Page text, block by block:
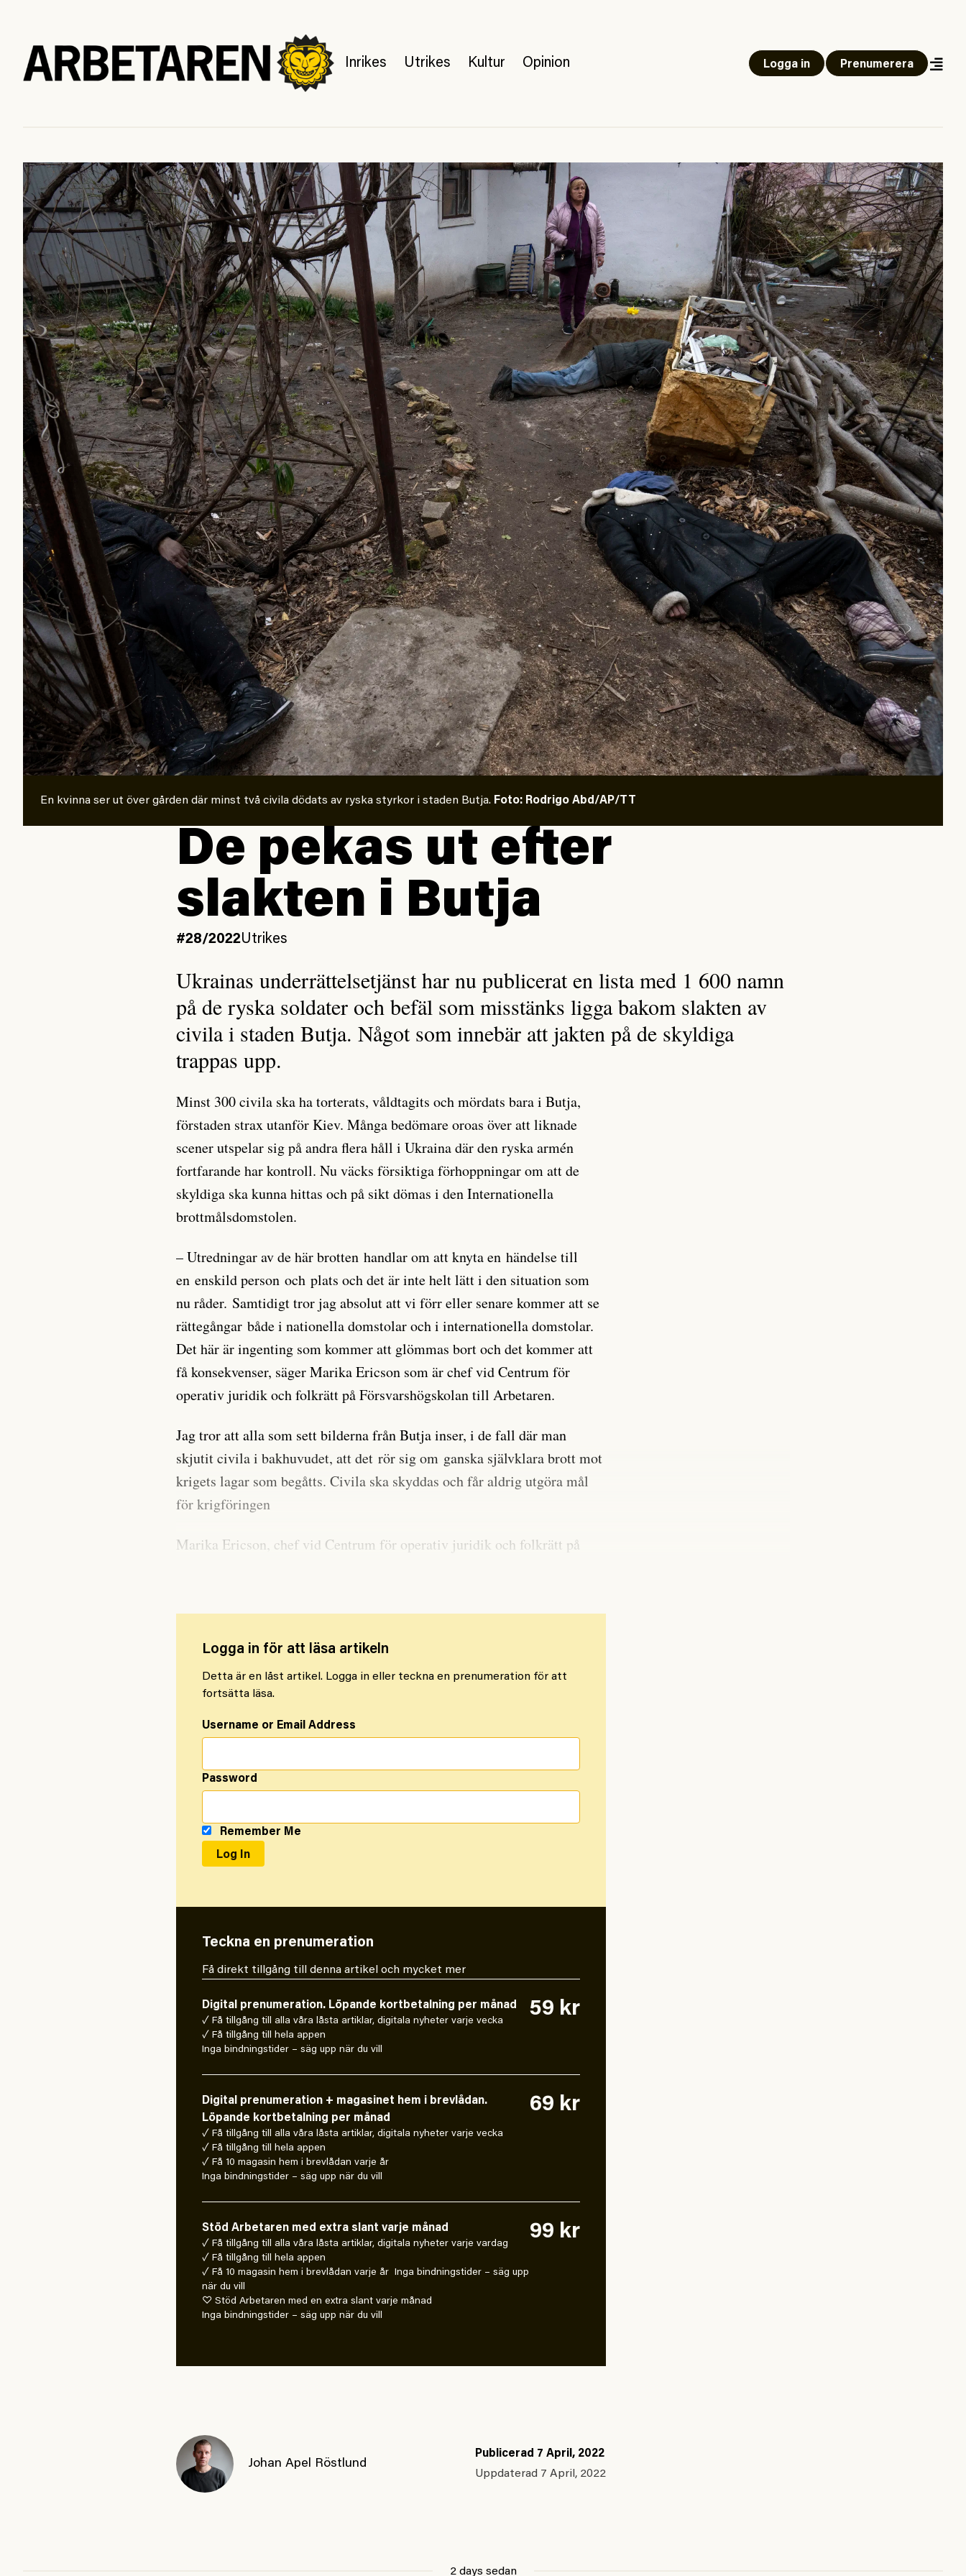
Inrikes Utrikes Kultur Opinion Logga in Prenumerera
En kvinna ser ut över gården där minst två civila dödats av ryska styrkor i staden Butja. Foto: Rodrigo Abd/AP/TT
De pekas ut efter
slakten i Butja
#28/2022Utrikes
Ukrainas underrättelsetjänst har nu publicerat en lista med 1 600 namn
på de ryska soldater och befäl som misstänks ligga bakom slakten av
civila i staden Butja. Något som innebär att jakten på de skyldiga
trappas upp.
Minst 300 civila ska ha torterats, våldtagits och mördats bara i Butja,
förstaden strax utanför Kiev. Många bedömare oroas över att liknade
scener utspelar sig på andra flera håll i Ukraina där den ryska armén
fortfarande har kontroll. Nu väcks försiktiga förhoppningar om att de
skyldiga ska kunna hittas och på sikt dömas i den Internationella
brottmålsdomstolen.
– Utredningar av de här brotten handlar om att knyta en händelse till
en enskild person och plats och det är inte helt lätt i den situation som
nu råder. Samtidigt tror jag absolut att vi förr eller senare kommer att se
rättegångar både i nationella domstolar och i internationella domstolar.
Det här är ingenting som kommer att glömmas bort och det kommer att
få konsekvenser, säger Marika Ericson som är chef vid Centrum för
operativ juridik och folkrätt på Försvarshögskolan till Arbetaren.
Jag tror att alla som sett bilderna från Butja inser, i de fall där man
skjutit civila i bakhuvudet, att det rör sig om ganska självklara brott mot
krigets lagar som begåtts. Civila ska skyddas och får aldrig utgöra mål
för krigföringen
Marika Ericson, chef vid Centrum för operativ juridik och folkrätt på
Logga in för att läsa artikeln
Detta är en låst artikel. Logga in eller teckna en prenumeration för att
fortsätta läsa.
Username or Email Address
Password
Remember Me
Teckna en prenumeration
Få direkt tillgång till denna artikel och mycket mer
Digital prenumeration. Löpande kortbetalning per månad
✓ Få tillgång till alla våra låsta artiklar, digitala nyheter varje vecka
✓ Få tillgång till hela appen
Inga bindningstider – säg upp när du vill
59 kr
Digital prenumeration + magasinet hem i brevlådan.
Löpande kortbetalning per månad
✓ Få tillgång till alla våra låsta artiklar, digitala nyheter varje vecka
✓ Få tillgång till hela appen
✓ Få 10 magasin hem i brevlådan varje år
Inga bindningstider – säg upp när du vill
69 kr
Stöd Arbetaren med extra slant varje månad
✓ Få tillgång till alla våra låsta artiklar, digitala nyheter varje vardag
✓ Få tillgång till hela appen
✓ Få 10 magasin hem i brevlådan varje år Inga bindningstider – säg upp
när du vill
♡ Stöd Arbetaren med en extra slant varje månad
Inga bindningstider – säg upp när du vill
99 kr
Johan Apel Röstlund
Publicerad 7 April, 2022
Uppdaterad 7 April, 2022
2 days sedan